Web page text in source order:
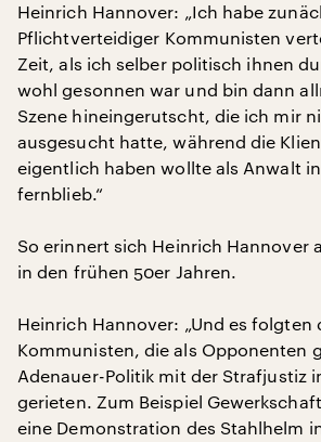
Heinrich Hannover: „Ich habe
Pflichtverteidiger Kommunisten
Zeit, als ich selber politisch ihnen
wohl gesonnen war und bin dann
Szene hineingerutscht, die ich mir
ausgesucht hatte, während die
eigentlich haben wollte als Anwalt
fernblieb.“
So erinnert sich Heinrich Hannover
in den frühen 50er Jahren.
Heinrich Hannover: „Und es folgten
Kommunisten, die als Opponenten
Adenauer-Politik mit der Strafjustiz
gerieten. Zum Beispiel
eine Demonstration des Stahlhelm